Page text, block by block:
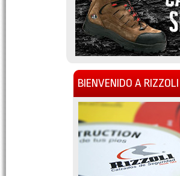
BIENVENIDO A RIZZOLI